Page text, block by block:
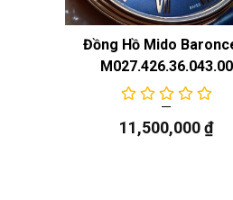
Đồng Hồ Mido
M027.426.36.043.00
11,500,000₫